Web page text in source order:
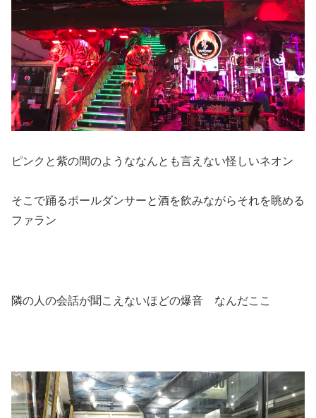
ピンクと紫の間のようななんとも言えない怪しいネオン
そこで踊るポールダンサーと酒を飲みながらそれを眺める
ファラン
隣の人の会話が聞こえないほどの爆音 なんだここ